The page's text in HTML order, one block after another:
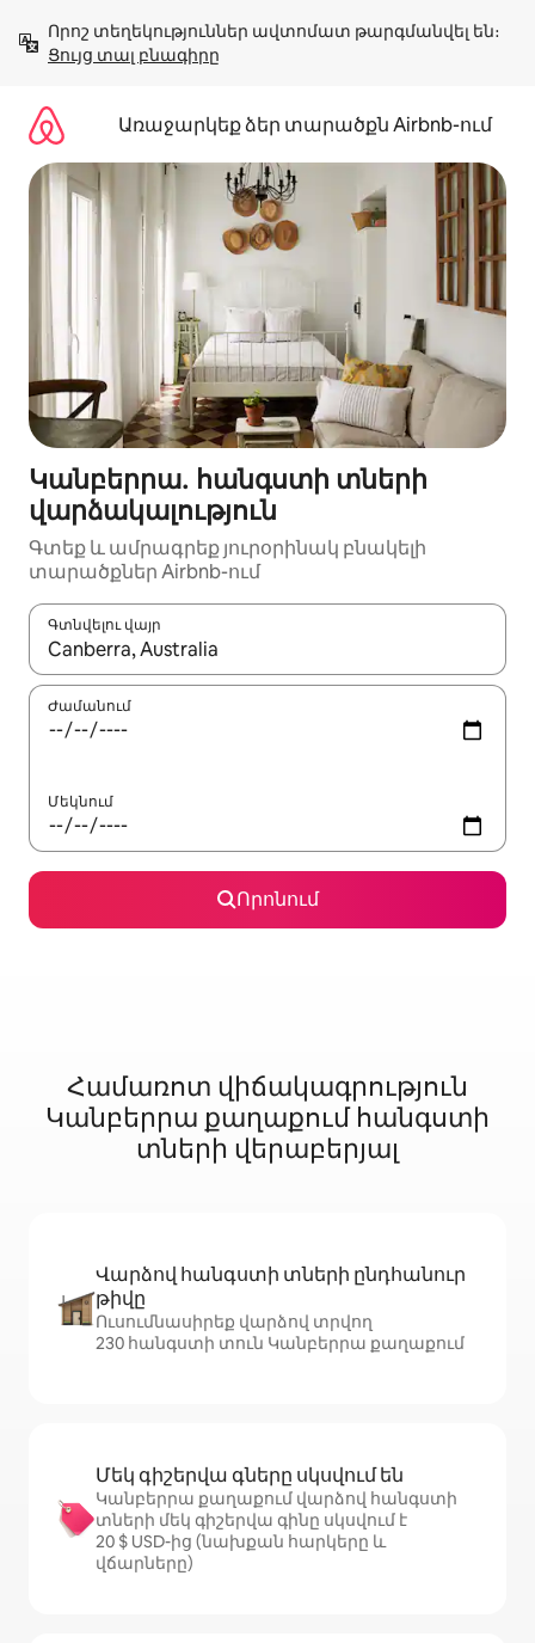
բովանդակությանը
Ցույց տալ բնագիրը
Առաջարկեք ձեր տարածքն Airbnb-ում
Կանբերրա․ հանգստի տների
վարձակալություն
Գտեք և ամրագրեք յուրօրինակ բնակելի
տարածքներ Airbnb-ում
Գտնվելու վայր
Երբ արդյունքները հասանելի լինեն, սլաքների
Ժամանում
Մեկնում
Որոնում
Համառոտ վիճակագրություն
Կանբերրա քաղաքում հանգստի
տների վերաբերյալ
Վարձով հանգստի տների ընդհանուր
թիվը
Ուսումնասիրեք վարձով տրվող
230 հանգստի տուն Կանբերրա քաղաքում
Մեկ գիշերվա գները սկսվում են
Կանբերրա քաղաքում վարձով հանգստի
տների մեկ գիշերվա գինը սկսվում է
20 $ USD-ից (նախքան հարկերը և
վճարները)